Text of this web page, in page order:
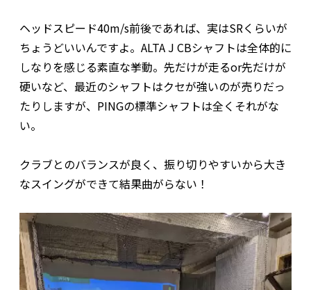
ヘッドスピード40m/s前後であれば、実はSRくらいが
ちょうどいいんですよ。ALTA J CBシャフトは全体的に
しなりを感じる素直な挙動。先だけが走るor先だけが
硬いなど、最近のシャフトはクセが強いのが売りだっ
たりしますが、PINGの標準シャフトは全くそれがな
い。
クラブとのバランスが良く、振り切りやすいから大き
なスイングができて結果曲がらない！